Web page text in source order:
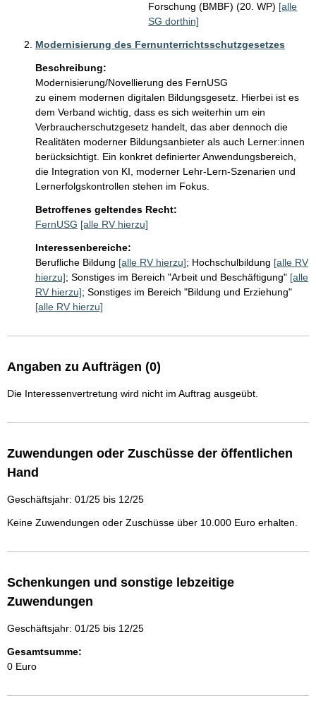
Forschung (BMBF) (20. WP) [alle
SG dorthin]
Modernisierung des Fernunterrichtsschutzgesetzes
Beschreibung:
Modernisierung/Novellierung des FernUSG
zu einem modernen digitalen Bildungsgesetz. Hierbei ist es
dem Verband wichtig, dass es sich weiterhin um ein
Verbraucherschutzgesetz handelt, das aber dennoch die
Realitäten moderner Bildungsanbieter als auch Lerner:innen
berücksichtigt. Ein konkret definierter Anwendungsbereich,
die Integration von KI, moderner Lehr-Lern-Szenarien und
Lernerfolgskontrollen stehen im Fokus.
Betroffenes geltendes Recht:
FernUSG [alle RV hierzu]
Interessenbereiche:
Berufliche Bildung [alle RV hierzu]; Hochschulbildung [alle RV
hierzu]; Sonstiges im Bereich "Arbeit und Beschäftigung" [alle
RV hierzu]; Sonstiges im Bereich "Bildung und Erziehung"
[alle RV hierzu]
Angaben zu Aufträgen (0)
Die Interessenvertretung wird nicht im Auftrag ausgeübt.
Zuwendungen oder Zuschüsse der öffentlichen
Hand
Geschäftsjahr: 01/25 bis 12/25
Keine Zuwendungen oder Zuschüsse über 10.000 Euro erhalten.
Schenkungen und sonstige lebzeitige
Zuwendungen
Geschäftsjahr: 01/25 bis 12/25
Gesamtsumme:
0 Euro